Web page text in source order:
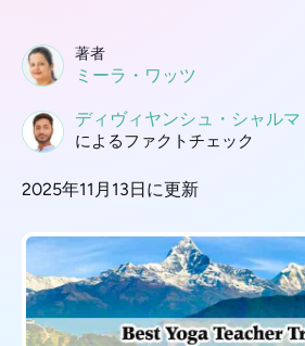
著者
ミーラ・ワッツ
ディヴィヤンシュ・シャルマ
によるファクトチェック
2025年11月13日に更新